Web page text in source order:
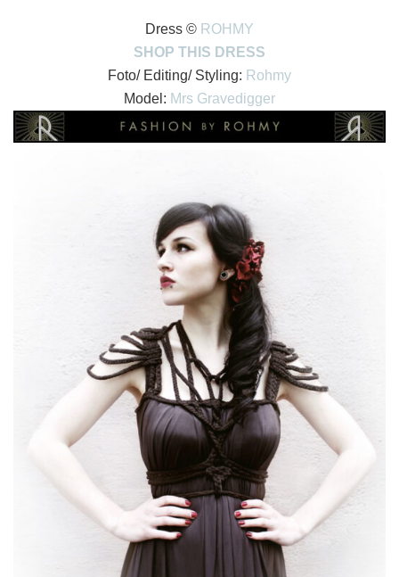
Dress © ROHMY
SHOP THIS DRESS
Foto/ Editing/ Styling: Rohmy
Model: Mrs Gravedigger